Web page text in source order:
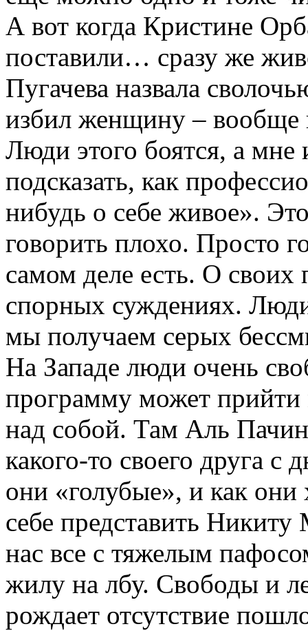
А вот когда Кристине
поставили… сразу же
Пугачева назвала
избил женщину – вообще
Люди этого боятся, а мне
подсказать, как
нибудь о себе живое».
говорить плохо. Просто
самом деле есть. О своих
спорных суждениях. Люди
мы получаем серых
На Западе люди очень
программу может прийти
над собой. Там Аль
какого-то своего друга с
они «голубые», и как они
себе представить
нас все с тяжелым
жилу на лбу. Свободы и
рождает отсутствие